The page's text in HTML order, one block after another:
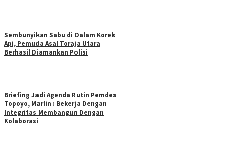
Sembunyikan Sabu di Dalam Korek
Api, Pemuda Asal Toraja Utara
Berhasil Diamankan Polisi
Briefing Jadi Agenda Rutin Pemdes
Topoyo, Marlin : Bekerja Dengan
Integritas Membangun Dengan
Kolaborasi